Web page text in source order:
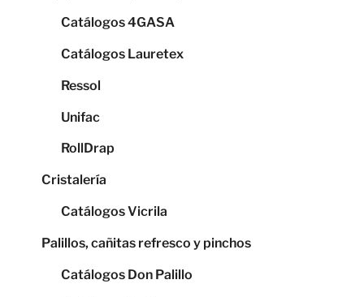
Catálogos 4GASA
Catálogos Lauretex
Ressol
Unifac
RollDrap
Cristalería
Catálogos Vicrila
Palillos, cañitas refresco y pinchos
Catálogos Don Palillo